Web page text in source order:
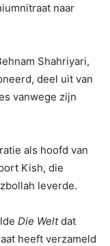
naar
Shahriyari,
deel uit van
vanwege zijn
als hoofd van
Kish, die
leverde.
Die Weltdat
heeft verzameld